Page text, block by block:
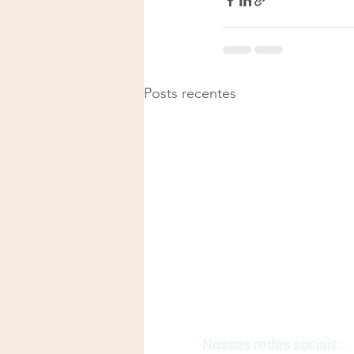
Posts recentes
Nossas redes sociais: